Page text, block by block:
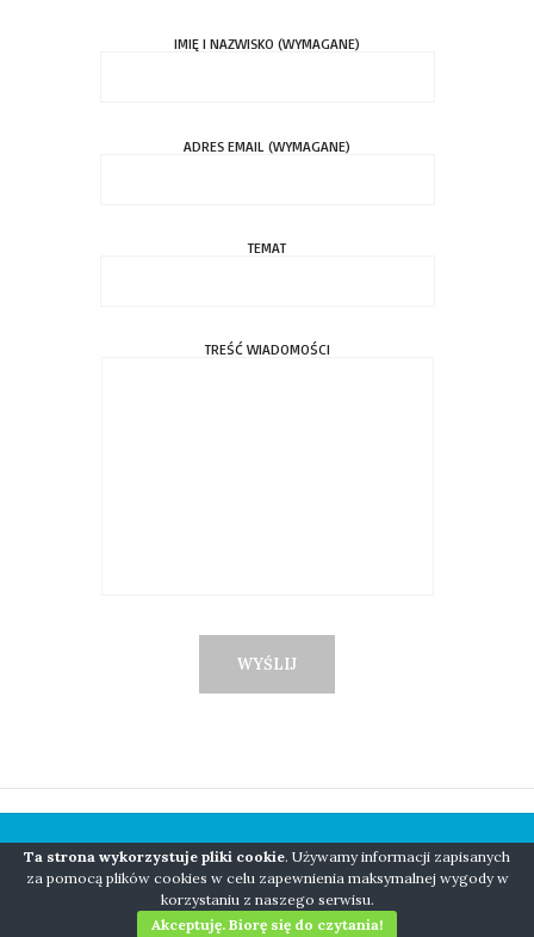
IMIĘ I NAZWISKO (WYMAGANE)
ADRES EMAIL (WYMAGANE)
TEMAT
TREŚĆ WIADOMOŚCI
COPYRIGHT © 2018 NIANIO BORN TO BE WILD
WEBMASTER: ARTFORCEONE.PL
Ta strona wykorzystuje pliki cookie. Używamy informacji zapisanych
za pomocą plików cookies w celu zapewnienia maksymalnej wygody w
korzystaniu z naszego serwisu.
Akceptuję. Biorę się do czytania!